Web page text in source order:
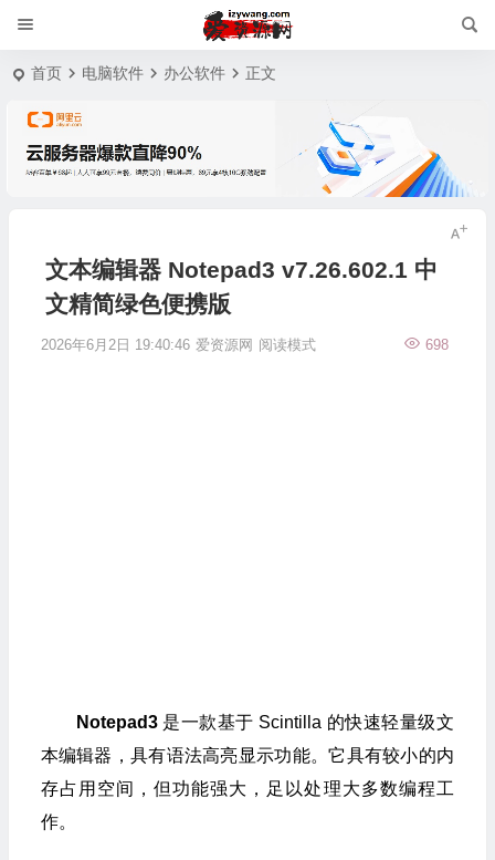
首页 电脑软件 办公软件 正文
文本编辑器 Notepad3 v7.26.602.1 中
文精简绿色便携版
2026年6月2日 19:40:46 爱资源网 698
阅读模式
Notepad3是一款基于 Scintilla 的快速轻量级文
本编辑器，具有语法高亮显示功能。它具有较小的内
存占用空间，但功能强大，足以处理大多数编程工
作。